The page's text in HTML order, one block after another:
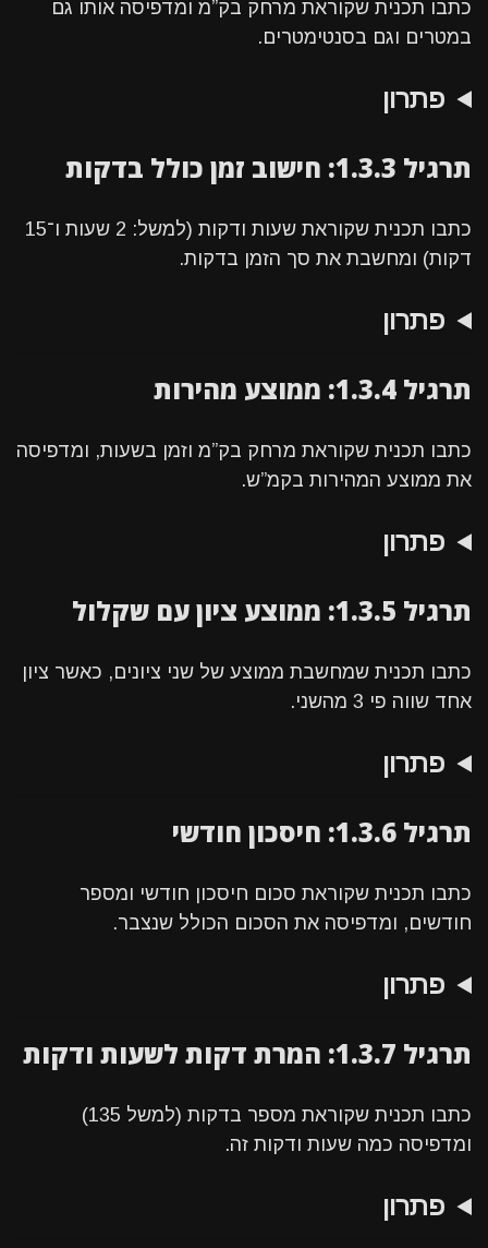
כתבו תכנית שקוראת מרחק בק”מ ומדפיסה אותו גם
במטרים וגם בסנטימטרים.
פתרון
תרגיל 1.3.3: חישוב זמן כולל בדקות
כתבו תכנית שקוראת שעות ודקות (למשל: 2 שעות ו־15
דקות) ומחשבת את סך הזמן בדקות.
פתרון
תרגיל 1.3.4: ממוצע מהירות
כתבו תכנית שקוראת מרחק בק”מ וזמן בשעות, ומדפיסה
את ממוצע המהירות בקמ”ש.
פתרון
תרגיל 1.3.5: ממוצע ציון עם שקלול
כתבו תכנית שמחשבת ממוצע של שני ציונים, כאשר ציון
אחד שווה פי 3 מהשני.
פתרון
תרגיל 1.3.6: חיסכון חודשי
כתבו תכנית שקוראת סכום חיסכון חודשי ומספר
חודשים, ומדפיסה את הסכום הכולל שנצבר.
פתרון
תרגיל 1.3.7: המרת דקות לשעות ודקות
כתבו תכנית שקוראת מספר בדקות (למשל 135)
ומדפיסה כמה שעות ודקות זה.
פתרון